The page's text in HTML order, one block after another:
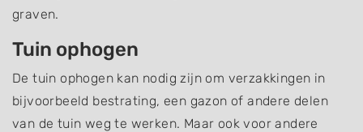
graven.
Tuin ophogen
De tuin ophogen kan nodig zijn om verzakkingen in
bijvoorbeeld bestrating, een gazon of andere delen
van de tuin weg te werken. Maar ook voor andere